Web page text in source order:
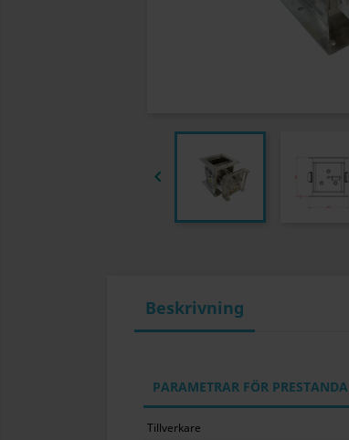

Beskrivning
PARAMETRAR FÖR PRESTANDA
Tillverkare